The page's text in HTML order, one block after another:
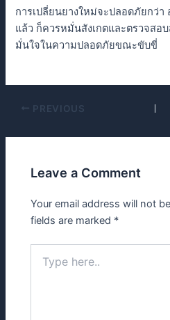
การเปลี่ยนยางใหม่จะปลอดภัยกว่า
แล้ว ก็ควรหมั่นสังเกตและตรวจสอ
มั่นใจในความปลอดภัยขณะขับขี่
PREVIOUS
Leave a Comment
Your email address will not
fields are marked *
here..